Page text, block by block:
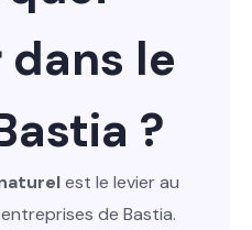
le
?
est le levier au
de Bastia.